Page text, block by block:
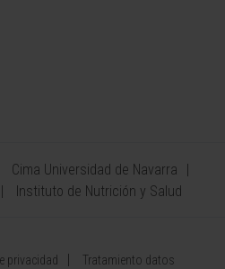
Cima Universidad de Navarra
Instituto de Nutrición y Salud
privacidad
Tratamiento datos